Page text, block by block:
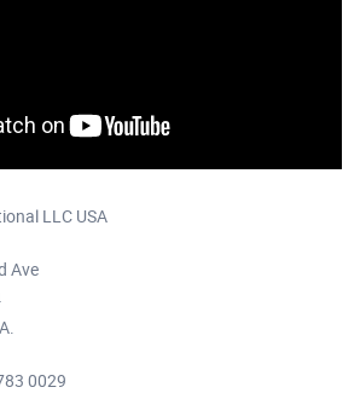
LLC USA
Ave
0029